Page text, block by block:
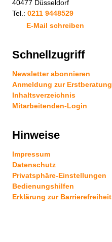
40477 Düsseldorf
Tel.: 0211 9448529
E-Mail schreiben
Schnellzugriff
Newsletter abonnieren
Anmeldung zur Erstberatung
Inhaltsverzeichnis
Mitarbeitenden-Login
Hinweise
Impressum
Datenschutz
Privatsphäre-Einstellungen
Bedienungshilfen
Erklärung zur Barrierefreiheit